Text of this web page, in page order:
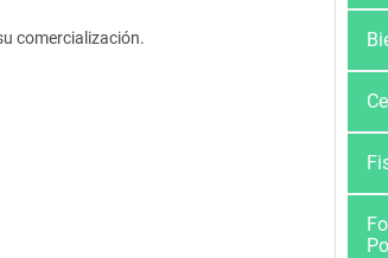
comercialización.